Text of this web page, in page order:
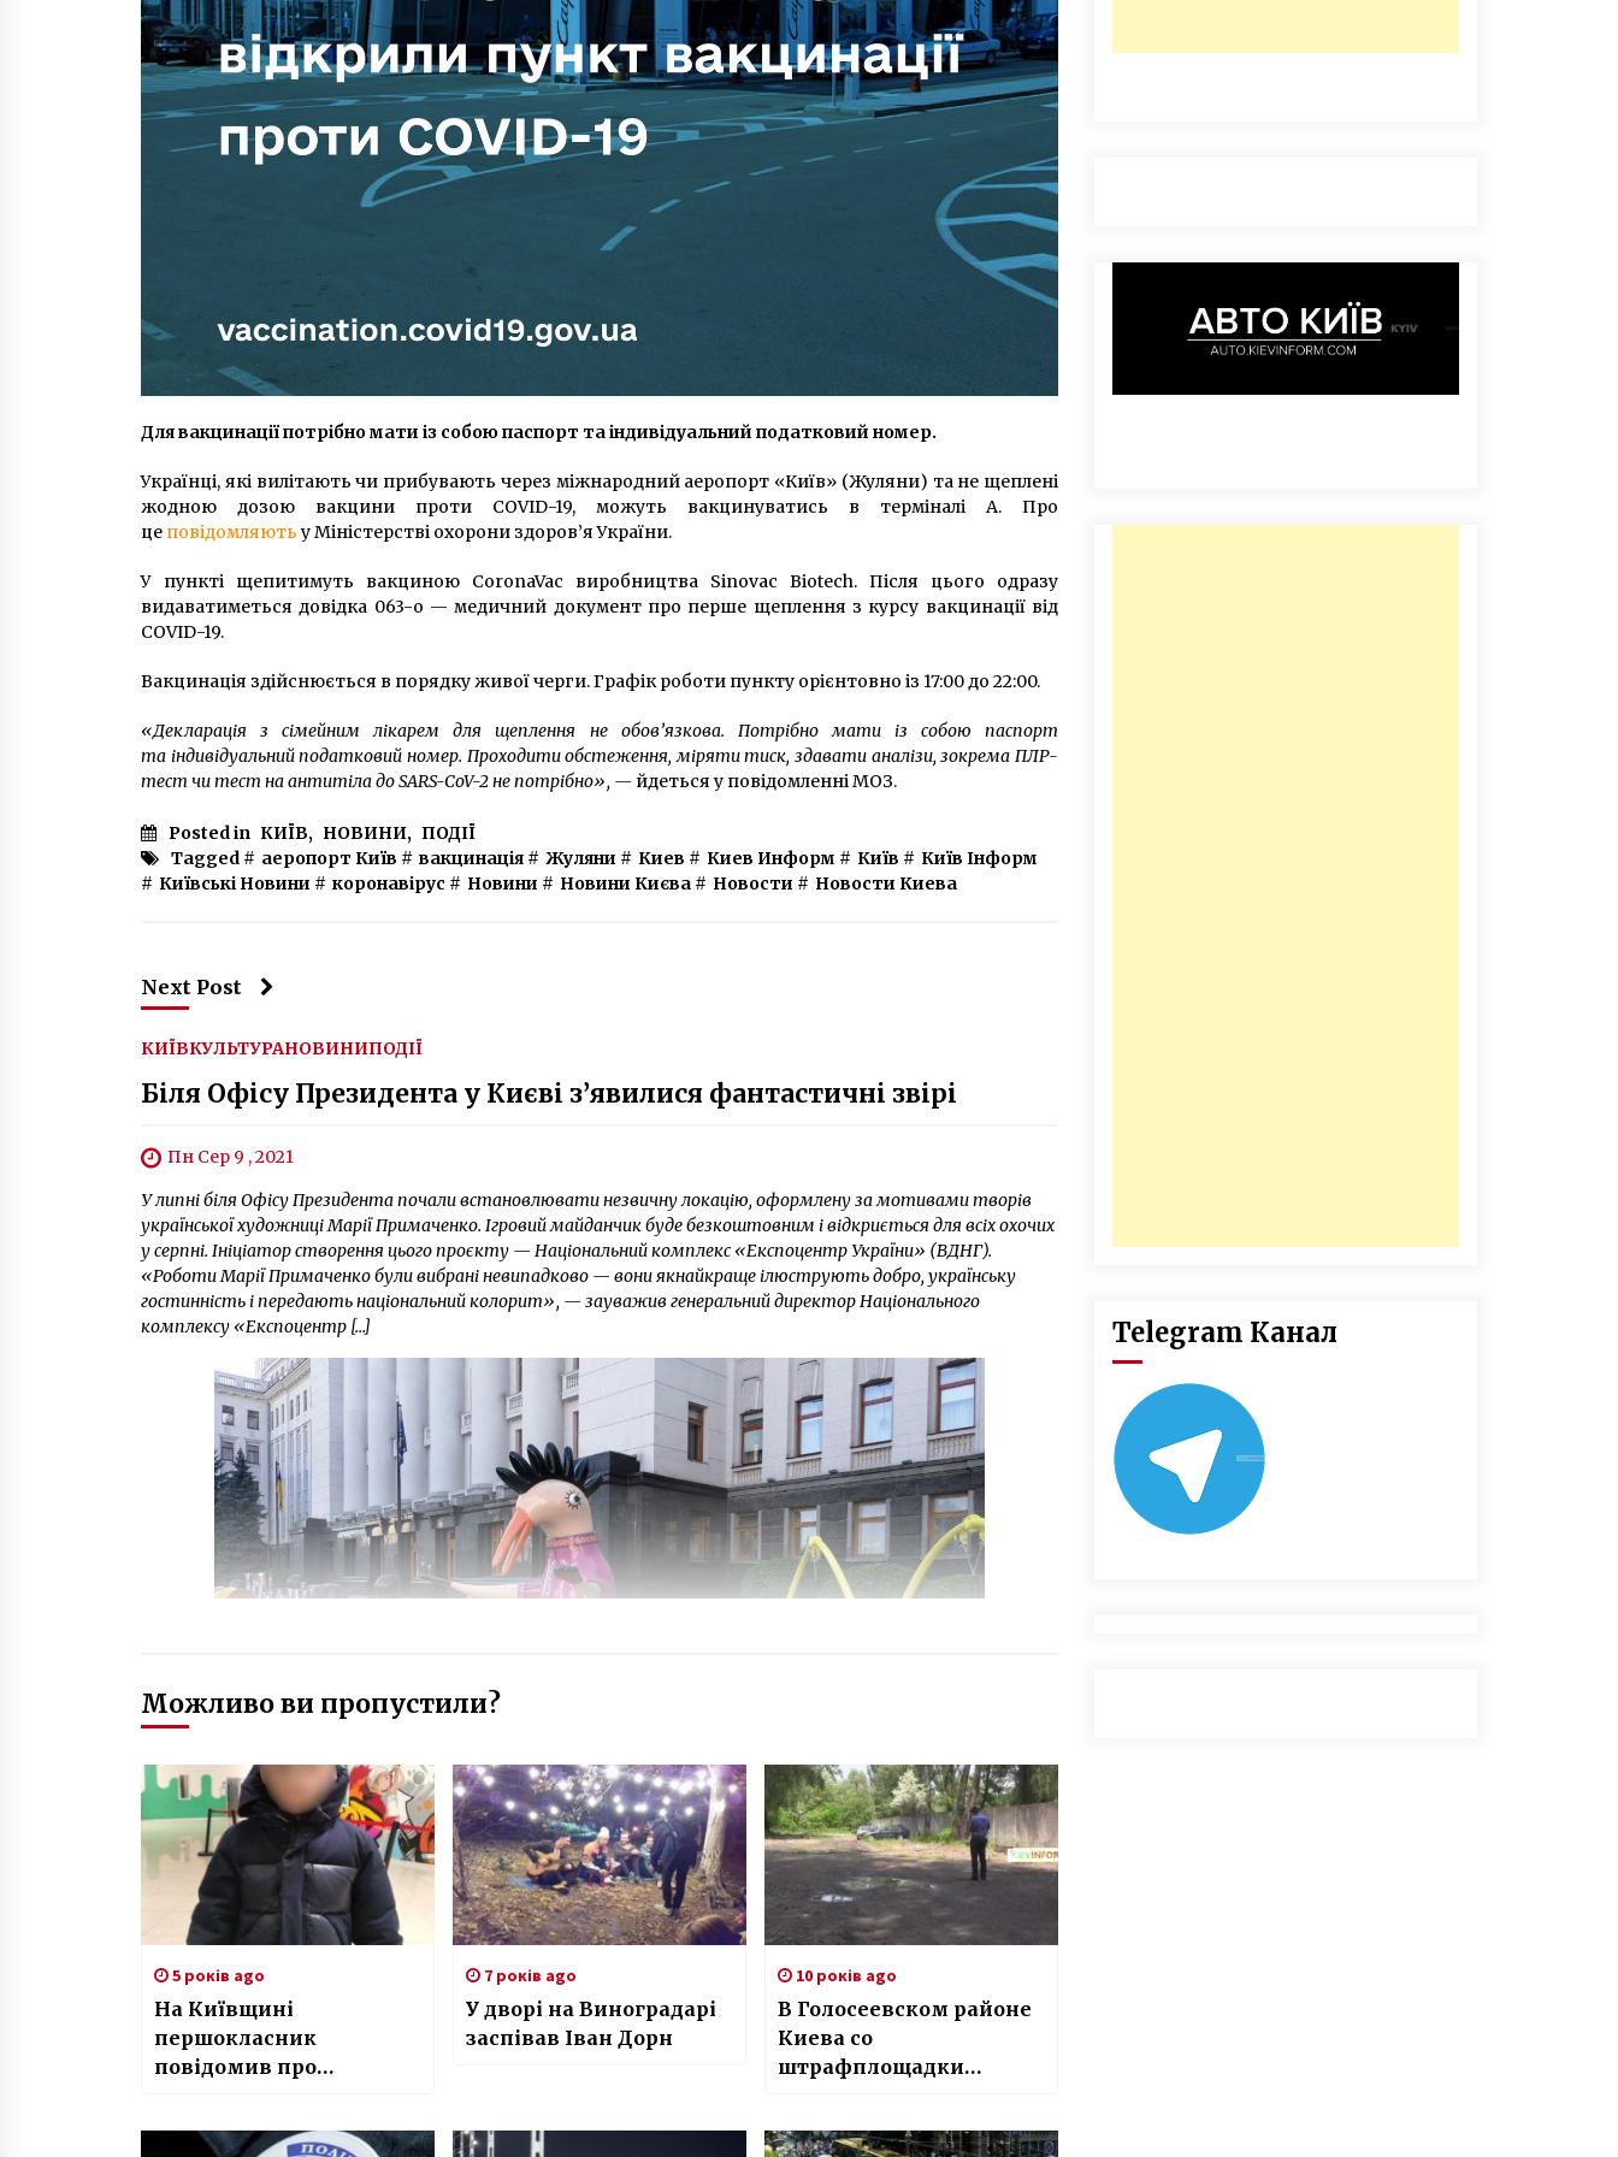
Для вакцинації потрібно мати із собою паспорт та індивідуальний податковий номер.
Українці, які вилітають чи прибувають через міжнародний аеропорт «Київ» (Жуляни) та не щеплені
жодною дозою вакцини проти COVID-19, можуть вакцинуватись в терміналі А. Про
це повідомляютьу Міністерстві охорони здоров’я України.
У пункті щепитимуть вакциною CoronaVac виробництва Sinovac Biotech. Після цього одразу
видаватиметься довідка 063-о — медичний документ про перше щеплення з курсу вакцинації від
COVID-19.
Вакцинація здійснюється в порядку живої черги. Графік роботи пункту орієнтовно із 17:00 до 22:00.
«Декларація з сімейним лікарем для щеплення не обов’язкова. Потрібно мати із собою паспорт
та індивідуальний податковий номер. Проходити обстеження, міряти тиск, здавати аналізи, зокрема ПЛР-
тест чи тест на антитіла до SARS-CoV-2 не потрібно», — йдеться у повідомленні МОЗ.
Posted in КИЇВ, НОВИНИ, ПОДІЇ
Tagged # аеропорт Київ # вакцинація # Жуляни # Киев # Киев Информ # Київ # Київ Інформ
# Київські Новини # коронавірус # Новини # Новини Києва # Новости # Новости Киева
Next Post
КИЇВКУЛЬТУРАНОВИНИПОДІЇ
Біля Офісу Президента у Києві з’явилися фантастичні звірі
Пн Сер 9 , 2021
У липні біля Офісу Президента почали встановлювати незвичну локацію, оформлену за мотивами творів
української художниці Марії Примаченко. Ігровий майданчик буде безкоштовним і відкриється для всіх охочих
у серпні. Ініціатор створення цього проєкту — Національний комплекс «Експоцентр України» (ВДНГ).
«Роботи Марії Примаченко були вибрані невипадково — вони якнайкраще ілюструють добро, українську
гостинність і передають національний колорит», — зауважив генеральний директор Національного
комплексу «Експоцентр […]
Можливо ви пропустили?
5 років ago
На Київщині
першокласник
повідомив про
7 років ago
У дворі на Виноградарі
заспівав Іван Дорн
10 років ago
В Голосеевском районе
Киева со
штрафплощадки
Telegram Канал